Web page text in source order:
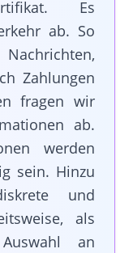
Es
ab. So
Zahlungen
fragen wir
ab.
werden
sein. Hinzu
und
als
an